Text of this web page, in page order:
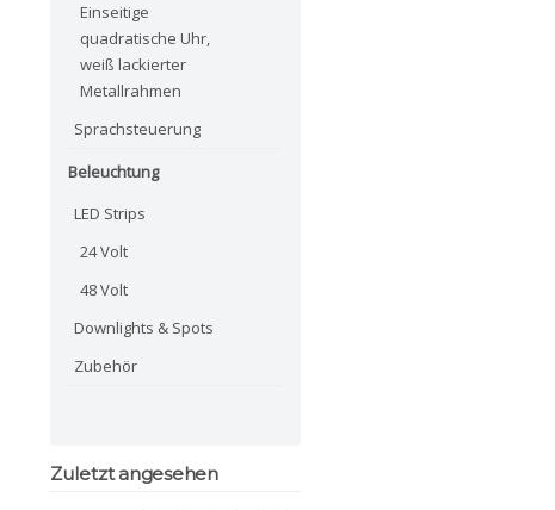
Einseitige
quadratische Uhr,
weiß lackierter
Metallrahmen
Sprachsteuerung
Beleuchtung
LED Strips
24 Volt
48 Volt
Downlights & Spots
Zubehör
Zuletzt angesehen